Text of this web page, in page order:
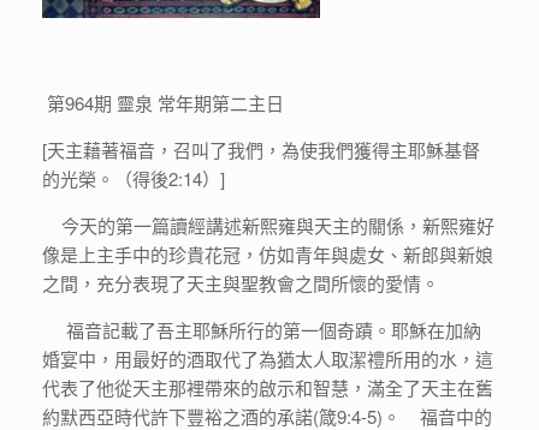
第964期 靈泉 常年期第二主日
[天主藉著福音，召叫了我們，為使我們獲得主耶穌基督
的光榮。（得後2:14）]
今天的第一篇讀經講述新熙雍與天主的關係，新熙雍好
像是上主手中的珍貴花冠，仿如青年與處女、新郎與新娘
之間，充分表現了天主與聖教會之間所懷的愛情。
福音記載了吾主耶穌所行的第一個奇蹟。耶穌在加納
婚宴中，用最好的酒取代了為猶太人取潔禮所用的水，這
代表了他從天主那裡帶來的啟示和智慧，滿全了天主在舊
約默西亞時代許下豐裕之酒的承諾(箴9:4-5)。 福音中的